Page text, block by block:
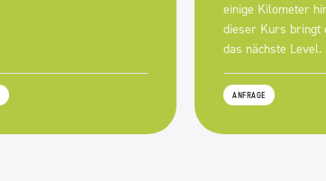
einige Kilometer
dieser Kurs bringt
das nächste Level.
ANFRAGE